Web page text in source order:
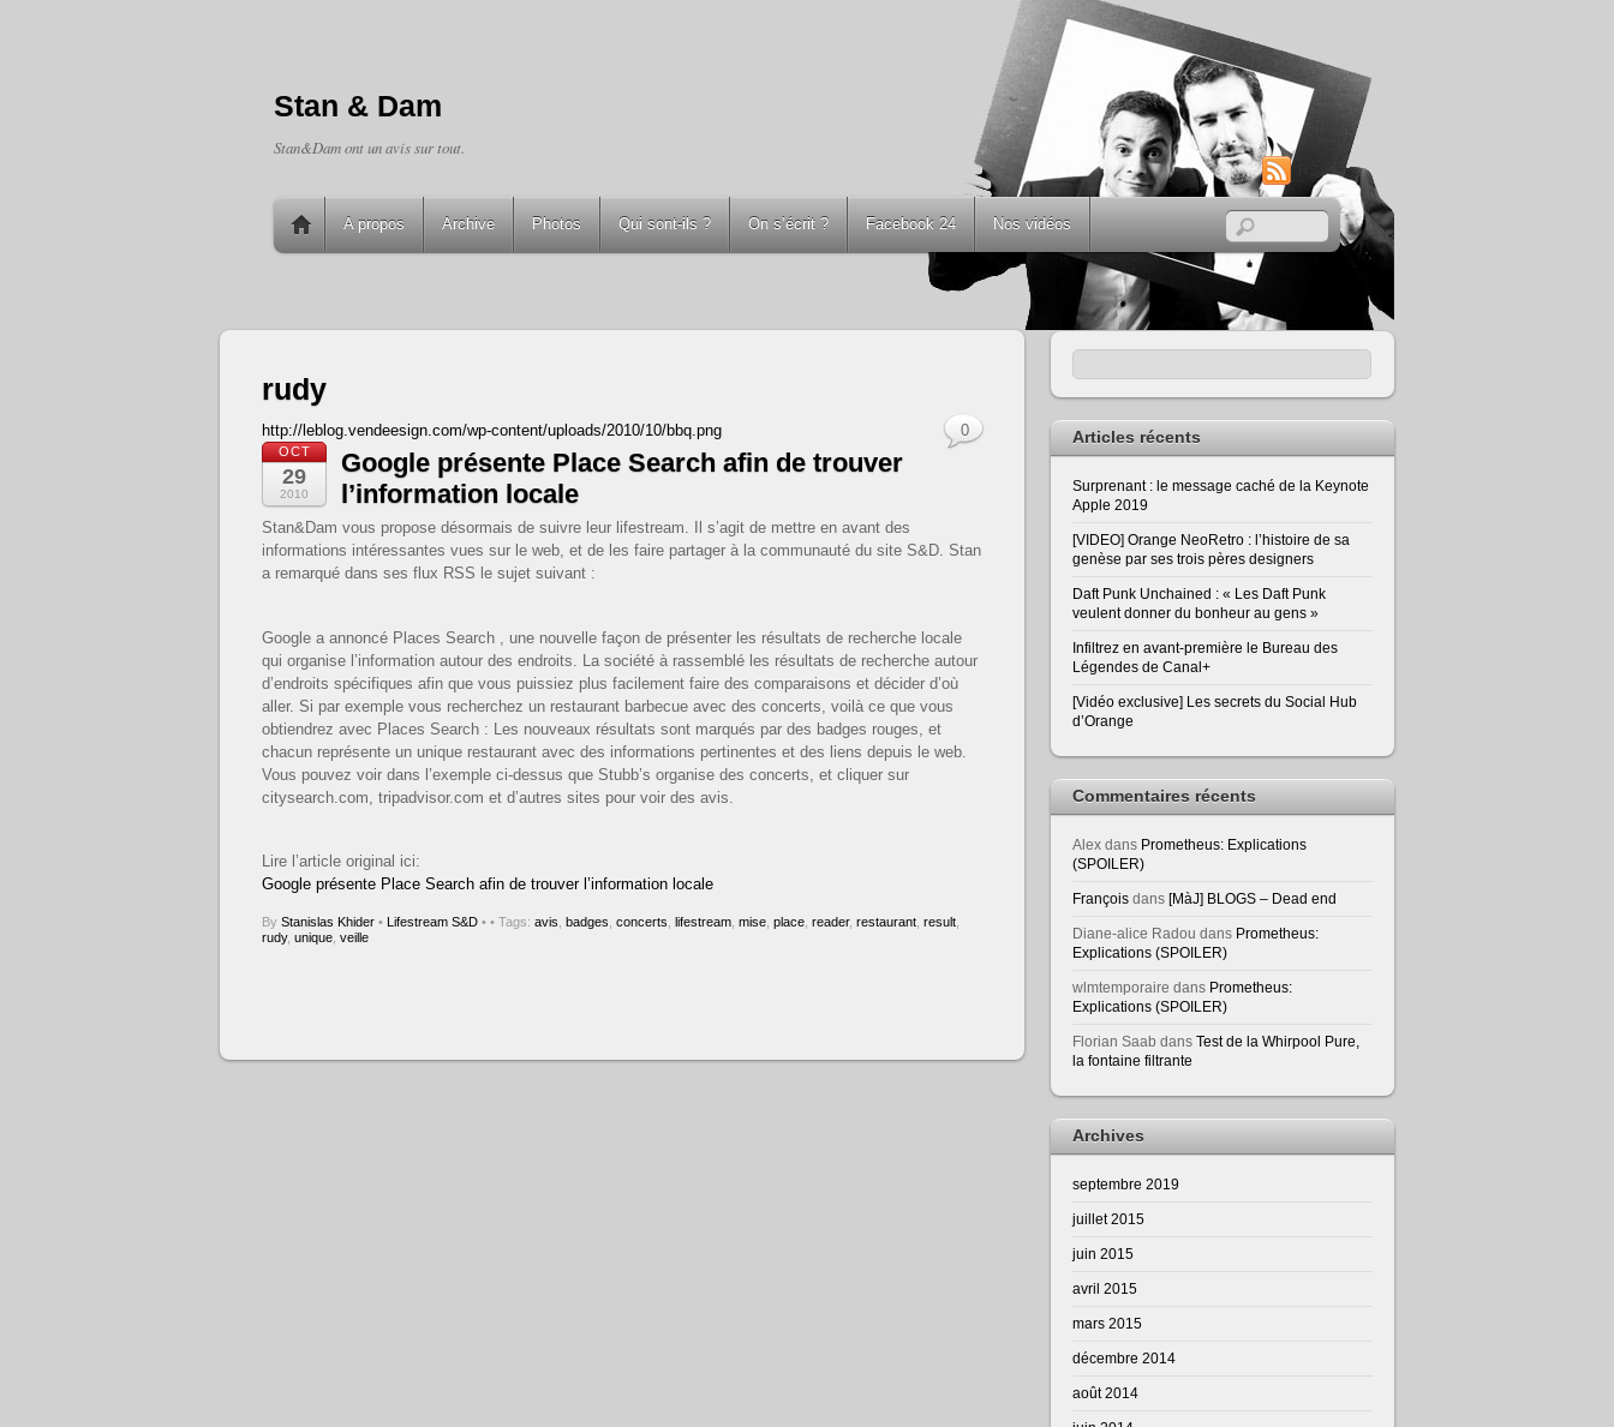
Stan & Dam
Stan&Dam ont un avis sur tout.
RSS
A propos Archive Photos Qui sont-ils ? On s’écrit ? Facebook 24 Nos vidéos
rudy
http://leblog.vendeesign.com/wp-content/uploads/2010/10/bbq.png
OCT
29
2010
Google présente Place Search afin de trouver
l’information locale
Stan&Dam vous propose désormais de suivre leur lifestream. Il s’agit de mettre en avant des
informations intéressantes vues sur le web, et de les faire partager à la communauté du site S&D. Stan
a remarqué dans ses flux RSS le sujet suivant :
Google a annoncé Places Search , une nouvelle façon de présenter les résultats de recherche locale
qui organise l’information autour des endroits. La société à rassemblé les résultats de recherche autour
d’endroits spécifiques afin que vous puissiez plus facilement faire des comparaisons et décider d’où
aller. Si par exemple vous recherchez un restaurant barbecue avec des concerts, voilà ce que vous
obtiendrez avec Places Search : Les nouveaux résultats sont marqués par des badges rouges, et
chacun représente un unique restaurant avec des informations pertinentes et des liens depuis le web.
Vous pouvez voir dans l’exemple ci-dessus que Stubb’s organise des concerts, et cliquer sur
citysearch.com, tripadvisor.com et d’autres sites pour voir des avis.
Lire l’article original ici:
Google présente Place Search afin de trouver l’information locale
By Stanislas Khider • Lifestream S&D •
0
• Tags: avis badges concerts lifestream mise place reader, restaurant result
rudy, unique veille
Articles récents
Surprenant : le message caché de la Keynote
Apple 2019
[VIDEO] Orange NeoRetro : l’histoire de sa
genèse par ses trois pères designers
Daft Punk Unchained : « Les Daft Punk
veulent donner du bonheur au gens »
Infiltrez en avant-première le Bureau des
Légendes de Canal+
[Vidéo exclusive] Les secrets du Social Hub
d’Orange
Commentaires récents
Alex dans Prometheus: Explications
(SPOILER)
François dans [MàJ] BLOGS – Dead end
Diane-alice Radou dans Prometheus:
Explications (SPOILER)
wlmtemporaire dans Prometheus:
Explications (SPOILER)
Florian Saab dans Test de la Whirpool Pure,
la fontaine filtrante
Archives
septembre 2019
juillet 2015
juin 2015
avril 2015
mars 2015
décembre 2014
août 2014